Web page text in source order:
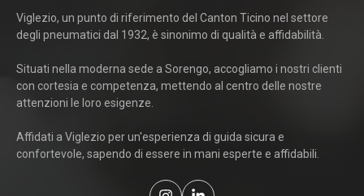
Viglezio, un punto di riferimento del Canton Ticino nel settore
degli pneumatici dal 1932, è sinonimo di qualità e affidabilità.
Situati nella moderna sede a Sorengo, accogliamo i nostri clienti
con cortesia e competenza, mettendo al centro delle nostre
attenzioni le loro esigenze.
Affidati a Viglezio per un'esperienza di guida sicura e
confortevole, sapendo di essere in mani esperte e affidabili.